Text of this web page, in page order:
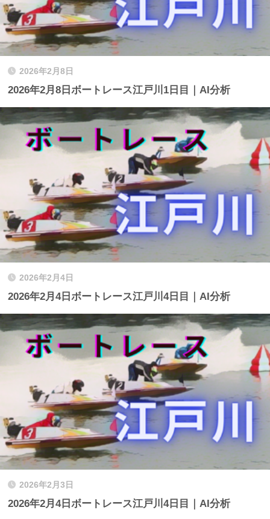
2026年2月8日
2026年2月8日ボートレース江戸川1日目｜AI分析
2026年2月4日
2026年2月4日ボートレース江戸川4日目｜AI分析
2026年2月3日
2026年2月4日ボートレース江戸川4日目｜AI分析